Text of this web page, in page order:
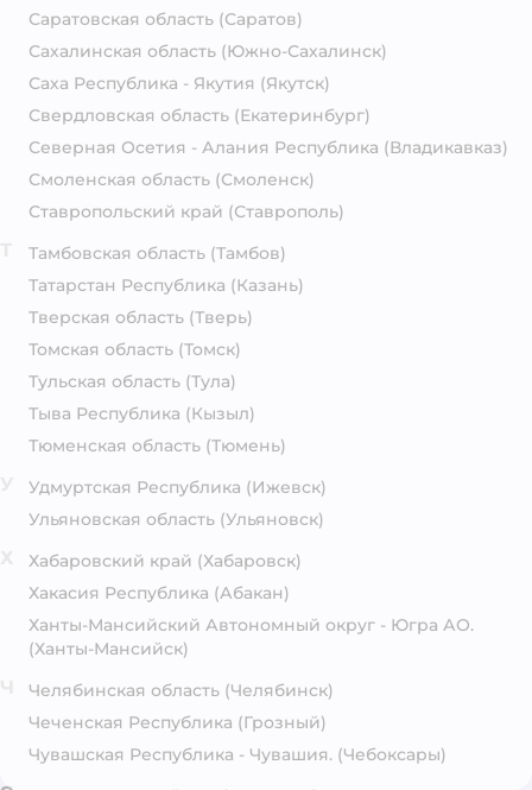
Саратовская область (Саратов)
Сахалинская область (Южно-Сахалинск)
Саха Республика - Якутия (Якутск)
Свердловская область (Екатеринбург)
Северная Осетия - Алания Республика (Владикавказ)
Смоленская область (Смоленск)
Ставропольский край (Ставрополь)
Тамбовская область (Тамбов)
Татарстан Республика (Казань)
Тверская область (Тверь)
Томская область (Томск)
Тульская область (Тула)
Тыва Республика (Кызыл)
Тюменская область (Тюмень)
Удмуртская Республика (Ижевск)
Ульяновская область (Ульяновск)
Хабаровский край (Хабаровск)
Хакасия Республика (Абакан)
Ханты-Мансийский Автономный округ - Югра АО.
(Ханты-Мансийск)
Челябинская область (Челябинск)
Чеченская Республика (Грозный)
Чувашская Республика - Чувашия. (Чебоксары)